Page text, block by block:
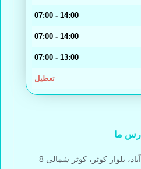
14:00 - 07:00
14:00 - 07:00
13:00 - 07:00
تعطیل
ما
بلوار کوثر، کوثر شمالی 8